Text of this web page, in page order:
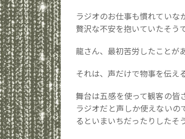
ラジオのお仕事も慣れていな
贅沢な不安を抱いていたそう
龍さん、最初苦労したことが
それは、声だけで物事を伝え
舞台は五感を使って観客の皆
ラジオだと声しか使えないの
るといまいちだったりしたそ